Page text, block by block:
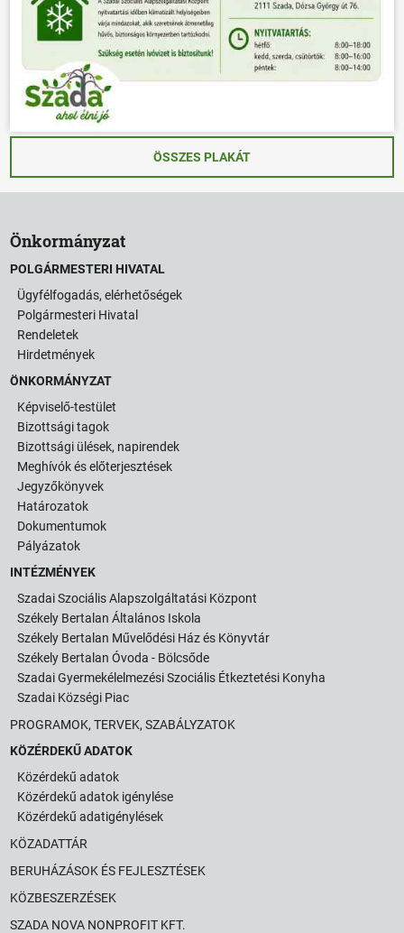
ÖSSZES PLAKÁT
Önkormányzat
POLGÁRMESTERI HIVATAL
Ügyfélfogadás, elérhetőségek
Polgármesteri Hivatal
Rendeletek
Hirdetmények
ÖNKORMÁNYZAT
Képviselő-testület
Bizottsági tagok
Bizottsági ülések, napirendek
Meghívók és előterjesztések
Jegyzőkönyvek
Határozatok
Dokumentumok
Pályázatok
INTÉZMÉNYEK
Szadai Szociális Alapszolgáltatási Központ
Székely Bertalan Általános Iskola
Székely Bertalan Művelődési Ház és Könyvtár
Székely Bertalan Óvoda - Bölcsőde
Szadai Gyermekélelmezési Szociális Étkeztetési Konyha
Szadai Községi Piac
PROGRAMOK, TERVEK, SZABÁLYZATOK
KÖZÉRDEKŰ ADATOK
Közérdekű adatok
Közérdekű adatok igénylése
Közérdekű adatigénylések
KÖZADATTÁR
BERUHÁZÁSOK ÉS FEJLESZTÉSEK
KÖZBESZERZÉSEK
SZADA NOVA NONPROFIT KFT.